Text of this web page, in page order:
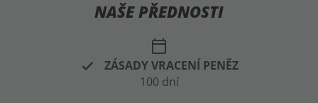
NAŠE PŘEDNOSTI
calendar_today
ZÁSADY VRACENÍ PENĚZ
100 dní